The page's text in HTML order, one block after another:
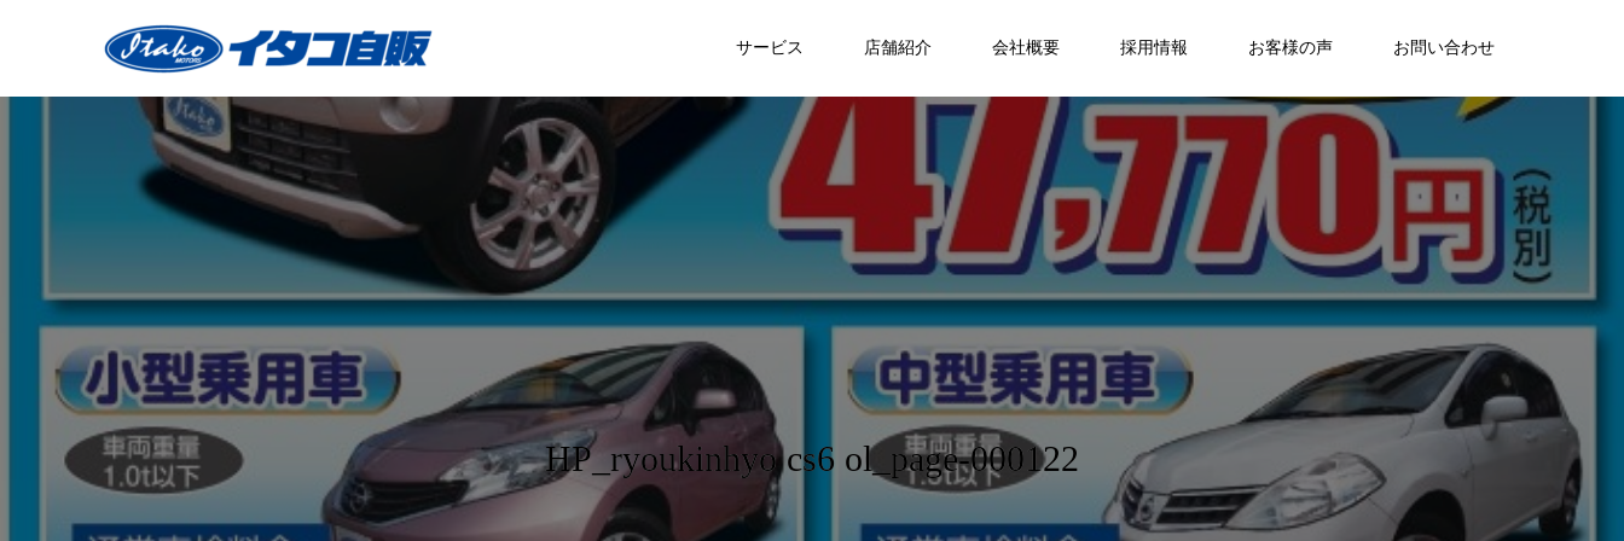
サービス 店舗紹介 会社概要 採用情報 お客様の声 お問い合わせ
HP_ryoukinhyo cs6 ol_page-000122